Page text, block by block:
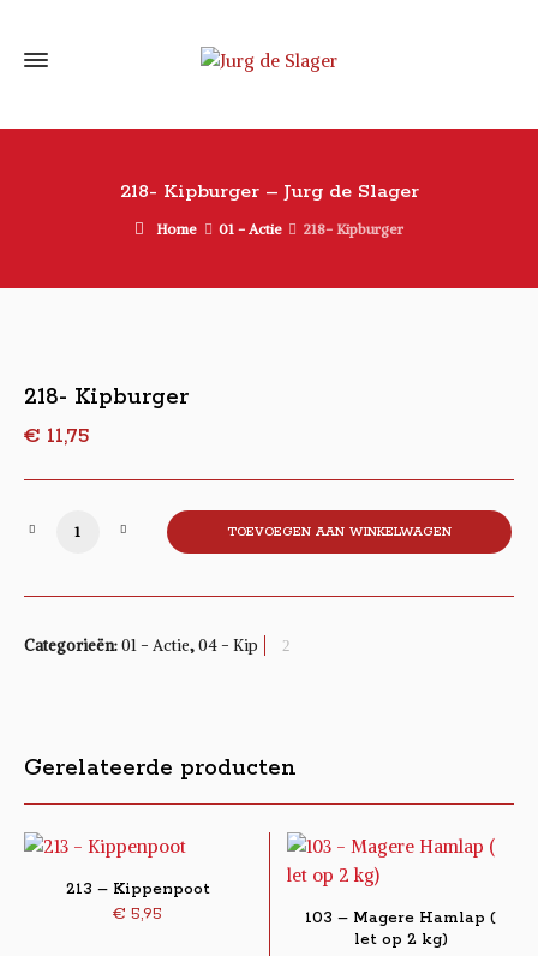
218- Kipburger – Jurg de Slager
Home 01 - Actie 218- Kipburger
218- Kipburger
€ 11,75
218- Kipburger aantal TOEVOEGEN AAN WINKELWAGEN
Categorieën:01 - Actie,04 - Kip
Gerelateerde producten
213 – Kippenpoot
€ 5,95
103 – Magere Hamlap (
let op 2 kg)